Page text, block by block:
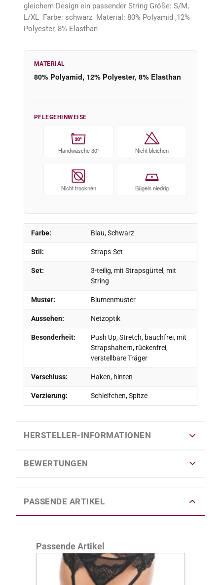
gleichem Design ein passender String Größe: S/M,
L/XL Farbe: schwarz Material: 80% Polyamid ,12%
Polyester, 8% Elasthan
Farbe: Blau, Schwarz
Stil: Straps-Set
Set:
3-teilig, mit Strapsgürtel, mit
String
Muster: Blumenmuster
Aussehen: Netzoptik
Besonderheit:
Push Up, Stretch, bauchfrei, mit
Strapshaltern, rückenfrei,
verstellbare Träger
Verschluss: Haken, hinten
Verzierung: Schleifchen, Spitze
MATERIAL
80% Polyamid, 12% Polyester, 8% Elasthan
PFLEGEHINWEISE
30°
Handwäsche 30° Nicht bleichen
Nicht trocknen Bügeln niedrig
HERSTELLER-INFORMATIONEN
BEWERTUNGEN
PASSENDE ARTIKEL
Produktgalerie überspringen
Passende Artikel